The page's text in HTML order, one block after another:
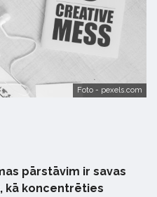
Foto - pexels.com
pārstāvim ir savas
kā koncentrēties